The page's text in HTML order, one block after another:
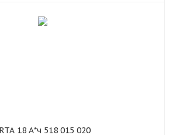
18 А*ч 518 015 020